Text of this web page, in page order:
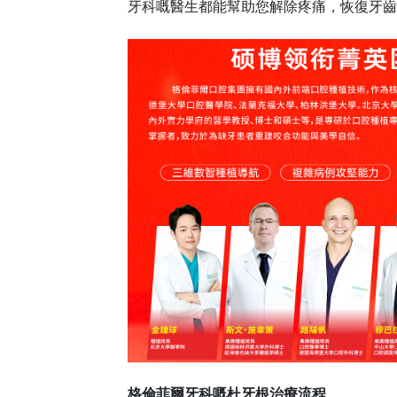
牙科嘅醫生都能幫助您解除疼痛，恢復牙
格倫菲爾牙科嘅杜牙根治療流程